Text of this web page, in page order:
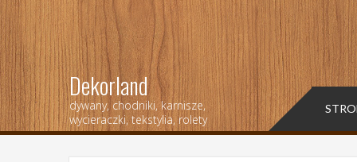
Dekorland
dywany, chodniki, karnisze,
wycieraczki, tekstylia, rolety